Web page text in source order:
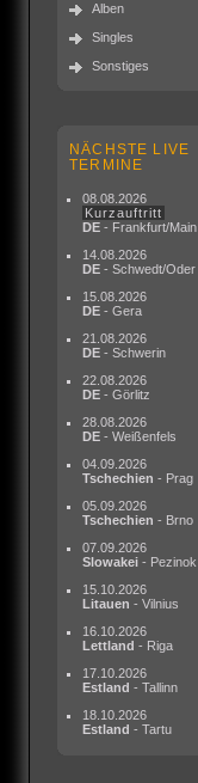
Alben
Singles
Sonstiges
NÄCHSTE LIVE
TERMINE
08.08.2026
Kurzauftritt
DE - Frankfurt/Main
14.08.2026
DE - Schwedt/Oder
15.08.2026
DE - Gera
21.08.2026
DE - Schwerin
22.08.2026
DE - Görlitz
28.08.2026
DE - Weißenfels
04.09.2026
Tschechien - Prag
05.09.2026
Tschechien - Brno
07.09.2026
Slowakei - Pezinok
15.10.2026
Litauen - Vilnius
16.10.2026
Lettland - Riga
17.10.2026
Estland - Tallinn
18.10.2026
Estland - Tartu